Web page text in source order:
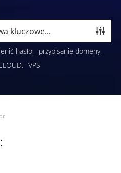
hasło
przypisanie domeny
VPS